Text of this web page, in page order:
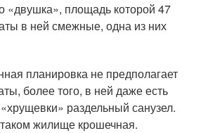
«двушка», площадь которой 47
в ней смежные, одна из них
планировка не предполагает
более того, в ней даже есть
раздельный санузел.
жилище крошечная.